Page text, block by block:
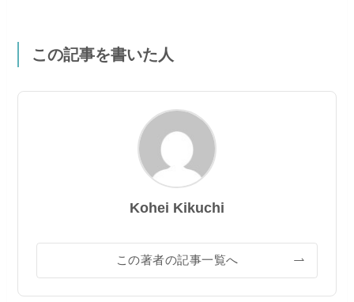
この記事を書いた人
Kohei Kikuchi
この著者の記事一覧へ